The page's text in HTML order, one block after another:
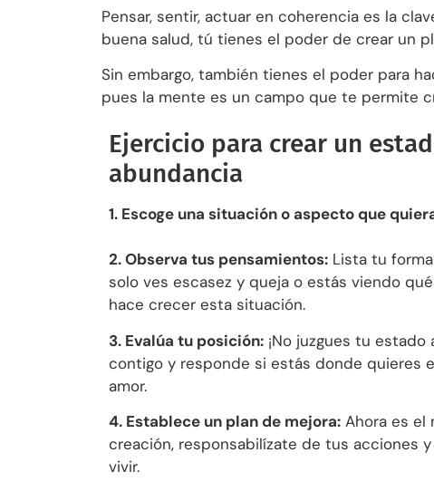
Pensar, sentir, actuar en coherencia es la
buena salud, tú tienes el poder de crear un
Sin embargo, también tienes el poder para
pues la mente es un campo que te permite
Ejercicio para crear un
abundancia
1. Escoge una situación o aspecto que
2. Observa tus pensamientos: Lista tu
solo ves escasez y queja o estás viendo
hace crecer esta situación.
3. Evalúa tu posición: ¡No juzgues tu
contigo y responde si estás donde quieres
amor.
4. Establece un plan de mejora: Ahora es el
creación, responsabilízate de tus acciones
vivir.